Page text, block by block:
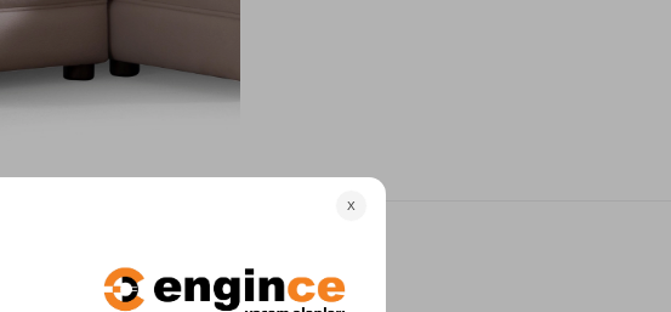
Yataklı Koltuk
Modern Köşe Koltuk